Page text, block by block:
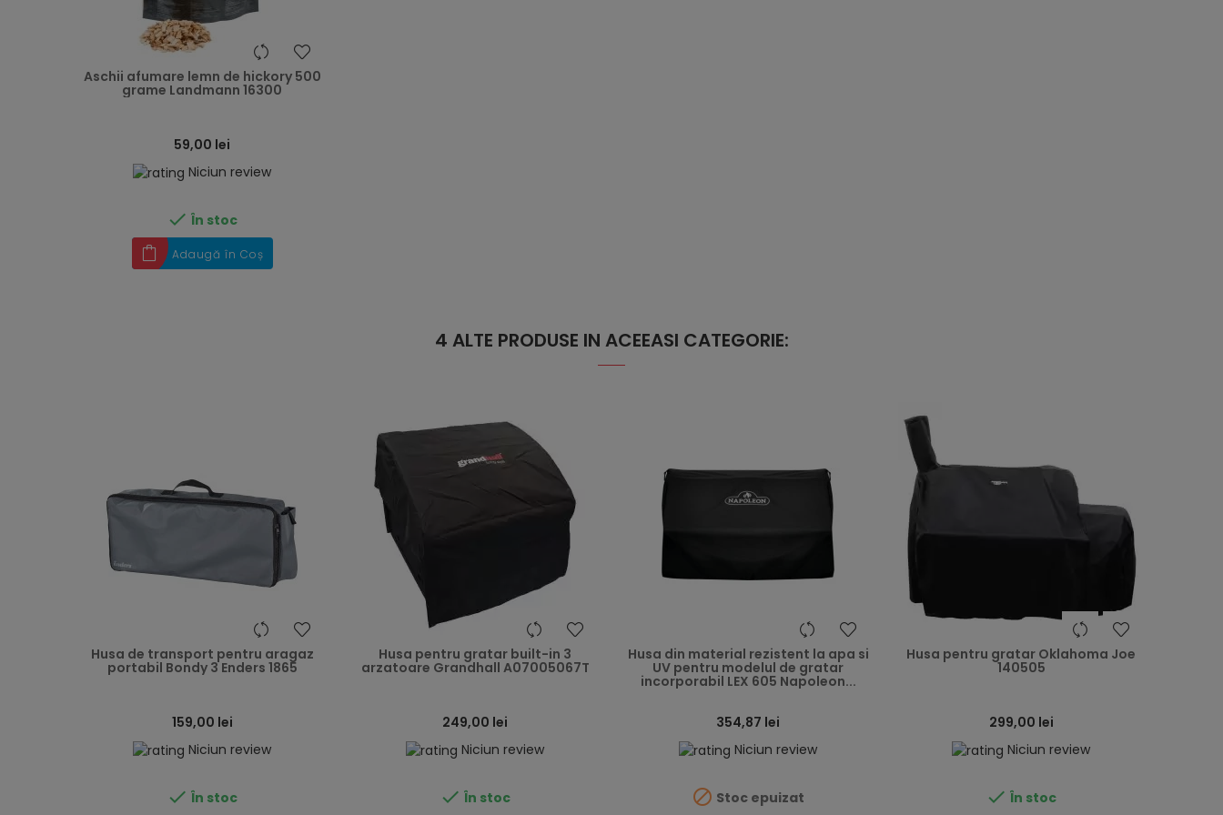
heart
Aschii afumare lemn de hickory 500
grame Landmann 16300
59,00 lei
Niciun review
 În stoc
Adaugă în Coș
4 ALTE PRODUSE IN ACEEASI CATEGORIE:
heart
Husa de transport pentru aragaz
portabil Bondy 3 Enders 1865
159,00 lei
Niciun review
 În stoc
heart
Husa pentru gratar built-in 3
arzatoare Grandhall A07005067T
249,00 lei
Niciun review
 În stoc
heart
Husa din material rezistent la apa si
UV pentru modelul de gratar
incorporabil LEX 605 Napoleon...
354,87 lei
Niciun review
 Stoc epuizat
heart
Husa pentru gratar Oklahoma Joe
140505
299,00 lei
Niciun review
 În stoc